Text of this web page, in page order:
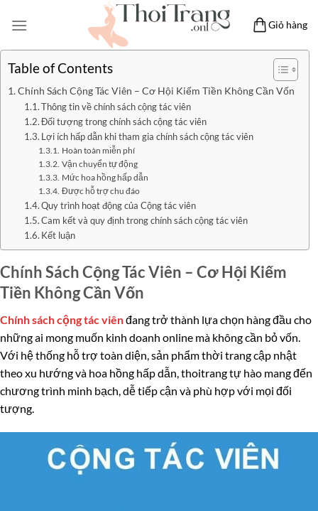
qua
dung
Giỏ hàng
Table of Contents
Chính Sách Cộng Tác Viên – Cơ Hội Kiếm Tiền Không Cần Vốn
Thông tin về chính sách cộng tác viên
Đối tượng trong chính sách cộng tác viên
Lợi ích hấp dẫn khi tham gia chính sách cộng tác viên
Hoàn toàn miễn phí
Vận chuyển tự động
Mức hoa hồng hấp dẫn
Được hỗ trợ chu đáo
Quy trình hoạt động của Cộng tác viên
Cam kết và quy định trong chính sách cộng tác viên
Kết luận
Chính Sách Cộng Tác Viên – Cơ Hội Kiếm
Tiền Không Cần Vốn
Chính sách cộng tác viênđang trở thành lựa chọn hàng đầu cho
những ai mong muốn kinh doanh online mà không cần bỏ vốn.
Với hệ thống hỗ trợ toàn diện, sản phẩm thời trang cập nhật
theo xu hướng và hoa hồng hấp dẫn, thoitrang tự hào mang đến
chương trình minh bạch, dễ tiếp cận và phù hợp với mọi đối
tượng.